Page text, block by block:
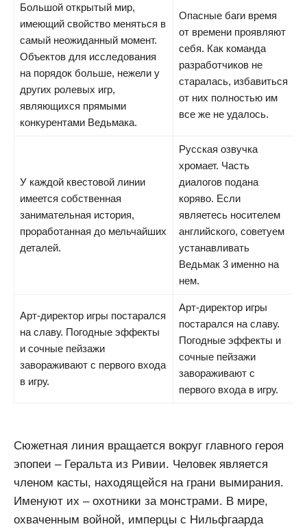
Большой открытый мир,
имеющий свойство меняться в
самый неожиданный момент.
Объектов для исследования
на порядок больше, нежели у
других ролевых игр,
являющихся прямыми
конкурентами Ведьмака.
Опасные баги время
от времени проявляют
себя. Как команда
разработчиков не
старалась, избавиться
от них полностью им
все же не удалось.
У каждой квестовой линии
имеется собственная
занимательная история,
проработанная до мельчайших
деталей.
Русская озвучка
хромает. Часть
диалогов подана
коряво. Если
являетесь носителем
английского, советуем
устанавливать
Ведьмак 3 именно на
нем.
Арт-директор игры постарался
на славу. Погодные эффекты
и сочные пейзажи
завораживают с первого входа
в игру.
Арт-директор игры
постарался на славу.
Погодные эффекты и
сочные пейзажи
завораживают с
первого входа в игру.
Сюжетная линия вращается вокруг главного героя
эпопеи – Геральта из Ривии. Человек является
членом касты, находящейся на грани вымирания.
Именуют их – охотники за монстрами. В мире,
охваченным войной, имперцы с Нильфгаарда